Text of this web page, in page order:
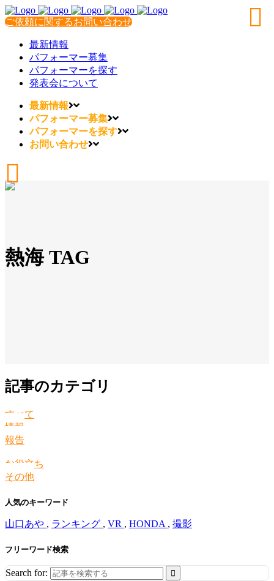
ご依頼に関するお問い合わせ
最新情報
パフォーマー募集
パフォーマーを探す
発表会について
最新情報
パフォーマー募集
パフォーマーを探す
お問い合わせ
熱海 TAG
記事のカテゴリ
すべて
情報
報告
お役立ち
その他
人気のキーワード
山口あや , ランキング , VR , HONDA , 撮影
フリーワード検索
Search for: